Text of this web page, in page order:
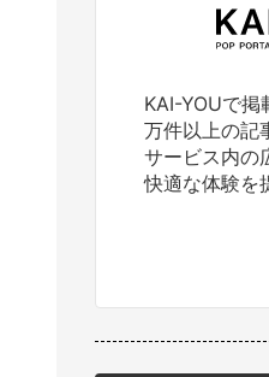
KAI-YOUで掲
万件以上の記
サービス内の
快適な体験を